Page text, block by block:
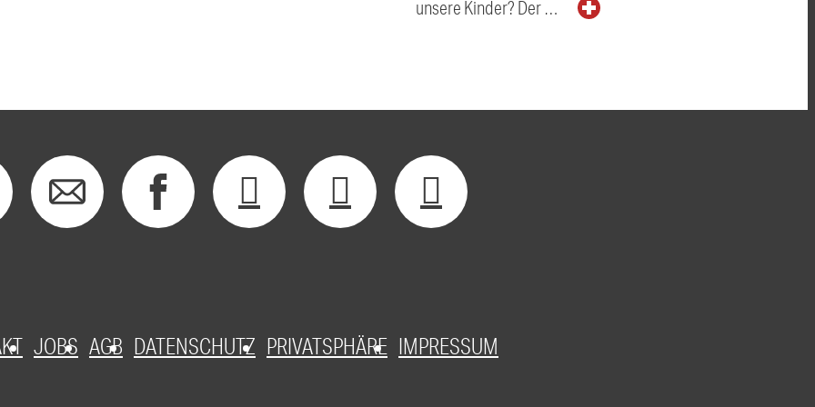
unsere Kinder? Der …
JOBS AGB DATENSCHUTZ PRIVATSPHÄRE IMPRESSUM